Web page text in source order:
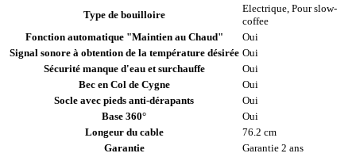
Type de bouilloire
Electrique, Pour slow-
coffee
Fonction automatique "Maintien au Chaud"
Oui
Signal sonore à obtention de la température désirée Oui
Sécurité manque d'eau et surchauffe
Oui
Bec en Col de Cygne
Oui
Socle avec pieds anti-dérapants
Oui
Base 360°
Oui
Longeur du cable
76.2 cm
Garantie
Garantie 2 ans